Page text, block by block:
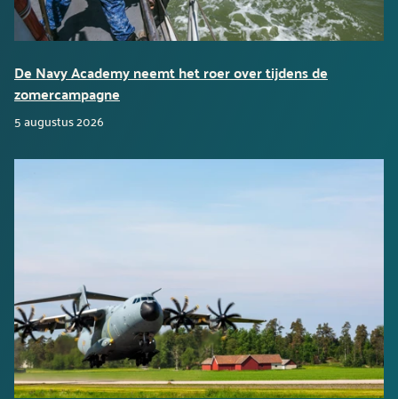
5 augustus 2026
De Navy Academy neemt het roer over tijdens de
zomercampagne